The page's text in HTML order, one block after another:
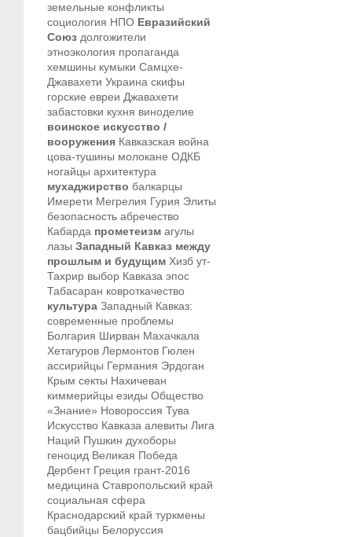
земельные конфликты
социология НПО Евразийский
Союз долгожители
этноэкология пропаганда
хемшины кумыки Самцхе-
Джавахети Украина скифы
горские евреи Джавахети
забастовки кухня виноделие
воинское искусство /
вооружения Кавказская война
цова-тушины молокане ОДКБ
ногайцы архитектура
мухаджирство балкарцы
Имерети Мегрелия Гурия Элиты
безопасность абречество
Кабарда прометеизм агулы
лазы Западный Кавказ между
прошлым и будущим Хизб ут-
Тахрир выбор Кавказа эпос
Табасаран ковроткачество
культура Западный Кавказ:
современные проблемы
Болгария Ширван Махачкала
Хетагуров Лермонтов Гюлен
ассирийцы Германия Эрдоган
Крым секты Нахичеван
киммерийцы езиды Общество
«Знание» Новороссия Тува
Искусство Кавказа алевиты Лига
Наций Пушкин духоборы
геноцид Великая Победа
Дербент Греция грант-2016
медицина Ставропольский край
социальная сфера
Краснодарский край туркмены
бацбийцы Белоруссия